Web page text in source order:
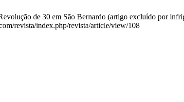
de 30 em São Bernardo (artigo excluído por
revista/index.php/revista/article/view/108